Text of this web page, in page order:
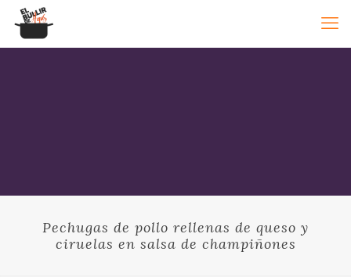
Pechugas de pollo rellenas de queso y
ciruelas en salsa de champiñones